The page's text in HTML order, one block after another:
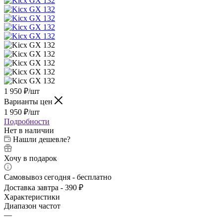
1 950 ₽/шт
Варианты цен
1 950 ₽/шт
Подробности
Нет в наличии
Нашли дешевле?
Хочу в подарок
Самовывоз сегодня - бесплатно
Доставка завтра - 390 ₽
Характеристики
Диапазон частот
—